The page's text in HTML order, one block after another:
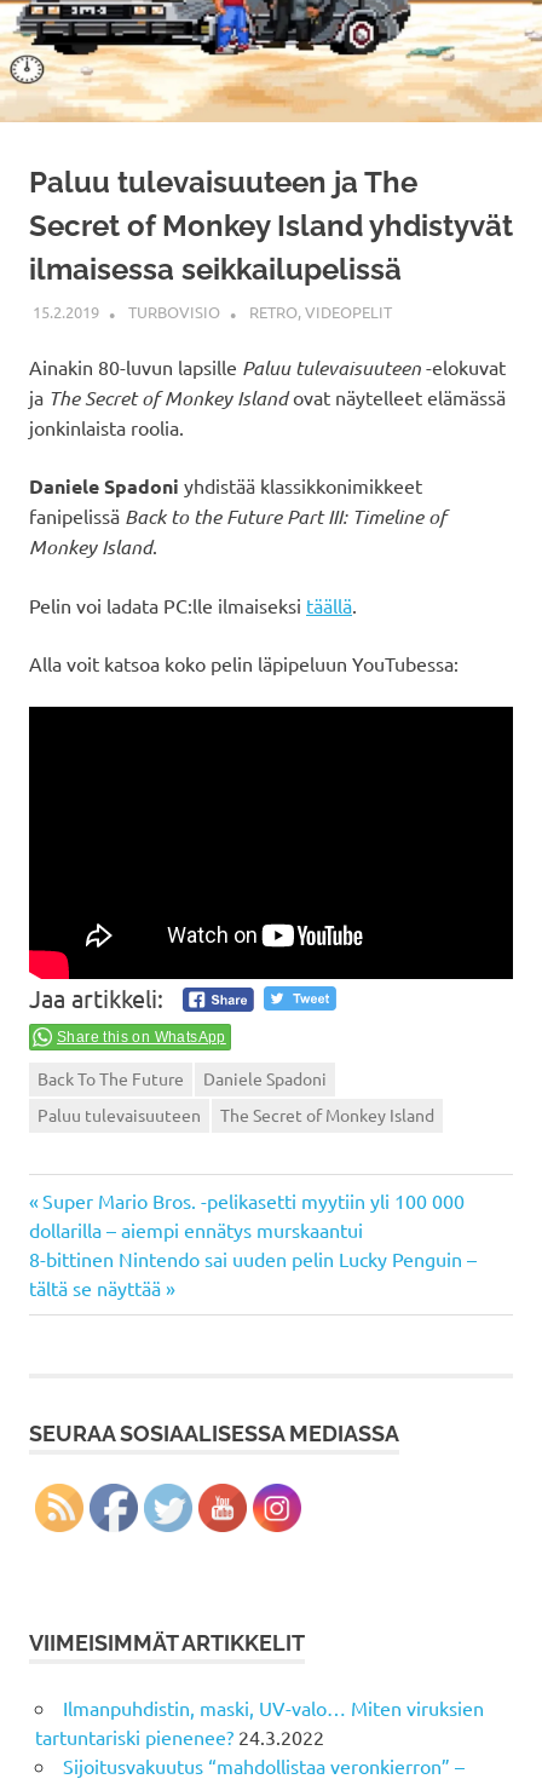
Paluu tulevaisuuteen ja The
Secret of Monkey Island yhdistyvät
ilmaisessa seikkailupelissä
15.2.2019 TURBOVISIO RETRO,VIDEOPELIT
Ainakin 80-luvun lapsille Paluu tulevaisuuteen -elokuvat
ja The Secret of Monkey Islandovat näytelleet elämässä
jonkinlaista roolia.
Daniele Spadoni yhdistää klassikkonimikkeet
fanipelissä Back to the Future Part III: Timeline of
Monkey Island.
Pelin voi ladata PC:lle ilmaiseksi täällä
Alla voit katsoa koko pelin läpipeluun YouTubessa:
Jaa artikkeli:
Share this on WhatsApp
Back To The Future
Daniele Spadoni
Paluu tulevaisuuteen
The Secret of Monkey Island
Artikkelien
selaus
Previous
Post:
Super Mario Bros. -pelikasetti myytiin yli 100 000
dollarilla – aiempi ennätys murskaantui
Next
Post:
8-bittinen Nintendo sai uuden pelin Lucky Penguin –
tältä se näyttää
SEURAA SOSIAALISESSA MEDIASSA
VIIMEISIMMÄT ARTIKKELIT
Ilmanpuhdistin, maski, UV-valo… Miten viruksien
tartuntariski pienenee? 24.3.2022
Sijoitusvakuutus “mahdollistaa veronkierron” –